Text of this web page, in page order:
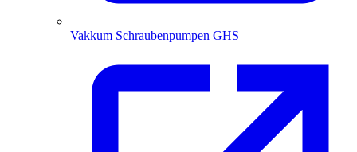
Vakkum Schraubenpumpen GHS